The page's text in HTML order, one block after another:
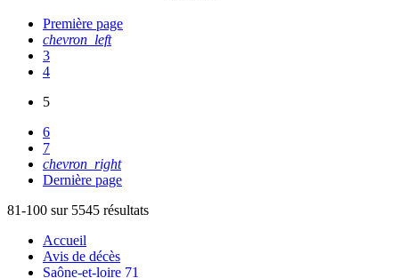
Première page
chevron_left
3
4
5
6
7
chevron_right
Dernière page
81-100 sur 5545 résultats
Accueil
Avis de décès
Saône-et-loire 71